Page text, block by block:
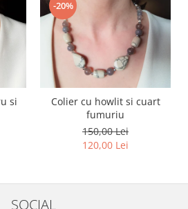
si
-20%
Colier cu howlit si cuart
fumuriu
150,00 Lei
120,00 Lei
SOCIAL